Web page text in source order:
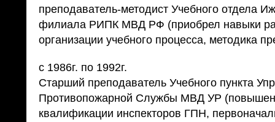
преподаватель-методист Учебного отдела
филиала РИПК МВД РФ (приобрел навыки
организации учебного процесса, методика
с 1986г. по 1992г.
Старший преподаватель Учебного пункта
Противопожарной Службы МВД УР
квалификации инспекторов ГПН,